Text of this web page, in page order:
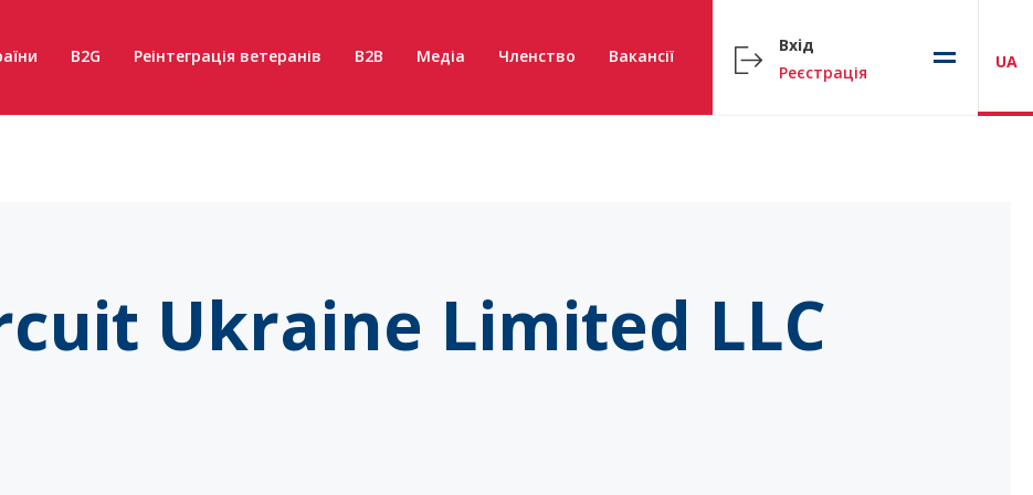
B2G Реінтеграція ветеранів B2B Медіа Членство Вакансії
Вхід
Реєстрація
UA
Ukraine Limited LLC